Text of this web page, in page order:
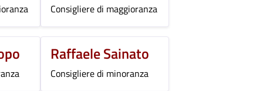
Consigliere di maggioranza
Raffaele Sainato
Consigliere di minoranza